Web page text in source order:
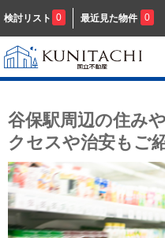
検討リスト 0 最近見た物件 0
谷保駅周辺の住み
クセスや治安もご